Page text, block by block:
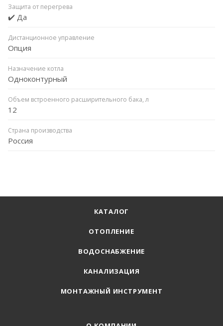
Защита от перегрева
✔️ Да
Дистанционное управление
Опция
Назначение котла
Одноконтурный
Объем встроенного расширительного бака, л
12
Страна производства
Россия
КАТАЛОГ
ОТОПЛЕНИЕ
ВОДОСНАБЖЕНИЕ
КАНАЛИЗАЦИЯ
МОНТАЖНЫЙ ИНСТРУМЕНТ